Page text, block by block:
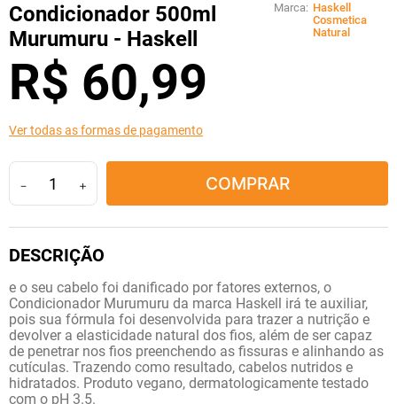
Condicionador 500ml
Murumuru - Haskell
Marca: Haskell
Cosmetica
Natural
R$ 60,99
Ver todas as formas de pagamento
＋
－ COMPRAR
e o seu cabelo foi danificado por fatores externos, o
Condicionador Murumuru da marca Haskell irá te auxiliar,
pois sua fórmula foi desenvolvida para trazer a nutrição e
devolver a elasticidade natural dos fios, além de ser capaz
de penetrar nos fios preenchendo as fissuras e alinhando as
cutículas. Trazendo como resultado, cabelos nutridos e
hidratados. Produto vegano, dermatologicamente testado
com o pH 3.5.
6º
shampoo
7º
dipirona
º
fraldas geriátricas